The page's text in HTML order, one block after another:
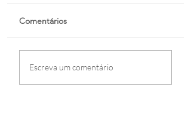
Comentários
Escreva um comentário